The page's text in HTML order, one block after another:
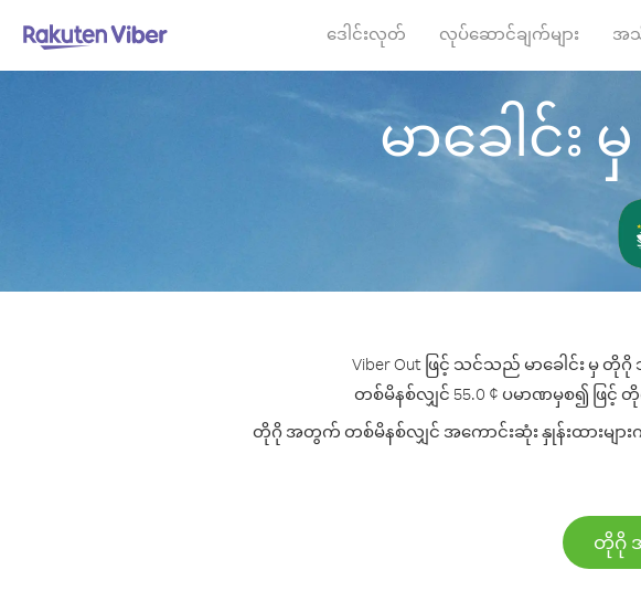
ဒေါင်းလုတ် လုပ်ဆောင်ချက်များ အသို
မာခေါင်း
Viber Out ဖြင့် သင်သည် မာခေါင်း မှ
တစ်မိနစ်လျှင် 55.0 ¢ ပမာဏမှစ၍ ဖြင့်
တိုဂို အတွက် တစ်မိနစ်လျှင် အကောင်းဆုံး နှုန်းထားမျာ
တိုဂို